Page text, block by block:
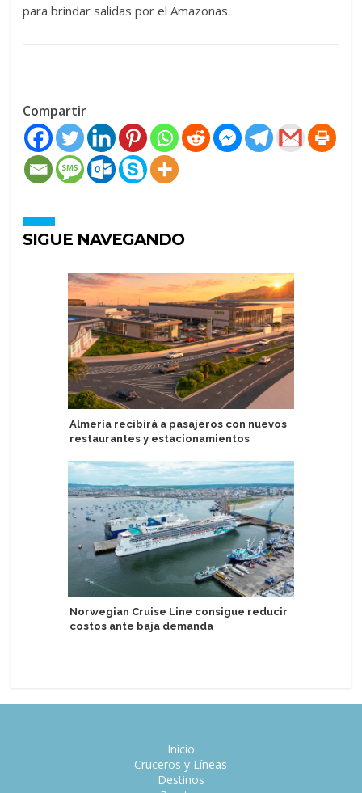
para brindar salidas por el Amazonas.
Compartir
SIGUE NAVEGANDO
Almería recibirá a pasajeros con nuevos
restaurantes y estacionamientos
Norwegian Cruise Line consigue reducir
costos ante baja demanda
Inicio
Cruceros y Líneas
Destinos